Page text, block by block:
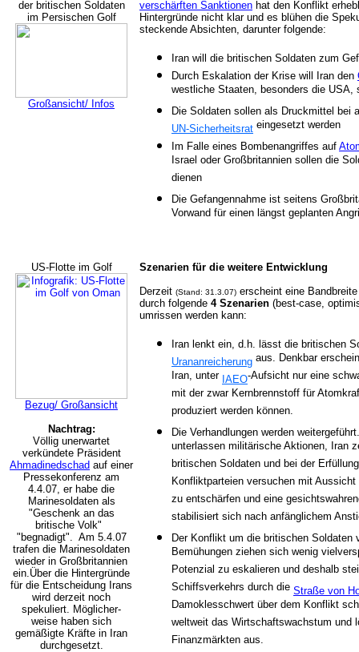
der britischen Soldaten
im Persischen Golf
Großansicht/ Infos
verschärften Sanktionen hat den Konflikt
Hintergründe nicht klar und es blühen die
steckende Absichten, darunter folgende:
Iran will die britischen Soldaten zum
Durch Eskalation der Krise will Iran den
westliche Staaten, besonders die USA,
Die Soldaten sollen als Druckmittel bei
UN-Sicherheitsrat eingesetzt werden
Im Falle eines Bombenangriffes auf
Israel oder Großbritannien sollen die
dienen
Die Gefangennahme ist seitens
Vorwand für einen längst geplanten
US-Flotte im Golf
Bezug/ Großansicht
Nachtrag:
Völlig unerwartet
verkündete Präsident
Ahmadinedschad auf einer
Pressekonferenz am
4.4.07, er habe die
Marinesoldaten als
"Geschenk an das
britische Volk"
"begnadigt". Am 5.4.07
trafen die Marinesoldaten
wieder in Großbritannien
ein.Über die Hintergründe
für die Entscheidung Irans
wird derzeit noch
spekuliert. Möglicher-
weise haben sich
gemäßigte Kräfte in Iran
durchgesetzt.
Szenarien für die weitere Entwicklung
Derzeit (Stand: 31.3.07) erscheint eine
durch folgende 4 Szenarien (best-case,
umrissen werden kann:
Iran lenkt ein, d.h. lässt die britischen
Urananreicherung aus. Denkbar
Iran, unter IAEO-Aufsicht nur eine
mit der zwar Kernbrennstoff für
produziert werden können.
Die Verhandlungen werden
unterlassen militärische Aktionen, Iran
britischen Soldaten und bei der
Konfliktparteien versuchen mit
zu entschärfen und eine
stabilisiert sich nach anfänglichem
Der Konflikt um die britischen
Bemühungen ziehen sich wenig
Potenzial zu eskalieren und deshalb
Schiffsverkehrs durch die Straße von
Damoklesschwert über dem Konflikt
weltweit das Wirtschaftswachstum und
Finanzmärkten aus.